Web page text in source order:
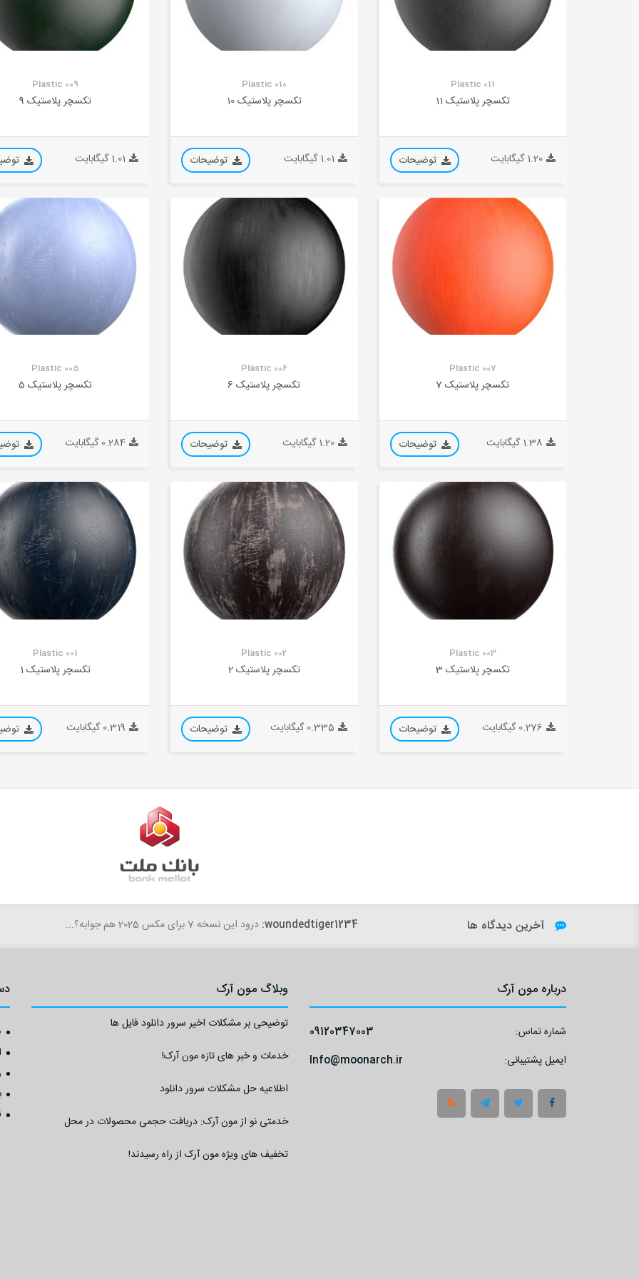
Plastic 011
تکسچر پلاستیک 11
1.20 گیگابایت توضیحات
Plastic 010
تکسچر پلاستیک 10
1.01 گیگابایت توضیحات
Plastic 009
تکسچر پلاستیک 9
1.01 گیگابایت
Plastic 007
تکسچر پلاستیک 7
1.38 گیگابایت توضیحات
Plastic 006
تکسچر پلاستیک 6
1.20 گیگابایت توضیحات
Plastic 005
تکسچر پلاستیک 5
0.284 گیگابایت
Plastic 003
تکسچر پلاستیک 3
0.276 گیگابایت توضیحات
Plastic 002
تکسچر پلاستیک 2
0.335 گیگابایت توضیحات
Plastic 001
تکسچر پلاستیک 1
0.319 گیگابایت
آخرین دیدگاه ها woundedtiger1234: درود این نسخه 7 برای مکس 2025 هم جوابه؟...
درباره مون آرک
شماره تماس:
09120347003
ایمیل پشتیبانی:
Info@moonarch.ir
وبلاگ مون آرک
توضیحی بر مشکلات اخیر سرور دانلود فایل ها
خدمات و خبر های تازه مون آرک!
اطلاعیه حل مشکلات سرور دانلود
خدمتی نو از مون آرک: دریافت حجمی محصولات در محل
تخفیف های ویژه مون آرک از راه رسیدند!